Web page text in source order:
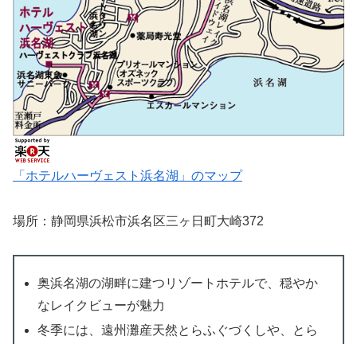
「ホテルハーヴェスト浜名湖」のマップ
場所：静岡県浜松市浜名区三ヶ日町大崎372
奥浜名湖の湖畔に建つリゾートホテルで、穏やか
なレイクビューが魅力
冬季には、遠州灘産天然とらふぐづくしや、とら